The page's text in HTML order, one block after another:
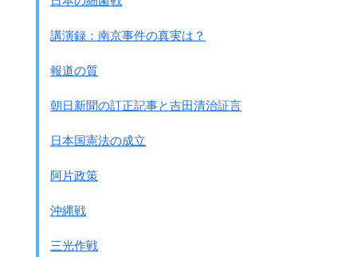
講演録：南京事件の真実は？
報道の質
朝日新聞の訂正記事と吉田清治証言
日本国憲法の成立
阿片政策
沖縄戦
三光作戦